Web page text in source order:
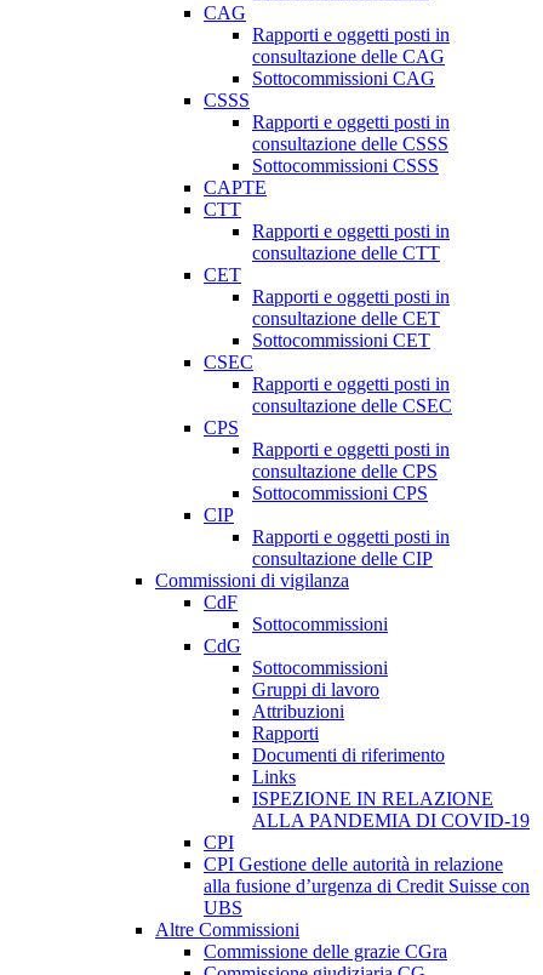
CAG
Rapporti e oggetti posti in
consultazione delle CAG
Sottocommissioni CAG
CSSS
Rapporti e oggetti posti in
consultazione delle CSSS
Sottocommissioni CSSS
CAPTE
CTT
Rapporti e oggetti posti in
consultazione delle CTT
CET
Rapporti e oggetti posti in
consultazione delle CET
Sottocommissioni CET
CSEC
Rapporti e oggetti posti in
consultazione delle CSEC
CPS
Rapporti e oggetti posti in
consultazione delle CPS
Sottocommissioni CPS
CIP
Rapporti e oggetti posti in
consultazione delle CIP
Commissioni di vigilanza
CdF
Sottocommissioni
CdG
Sottocommissioni
Gruppi di lavoro
Attribuzioni
Rapporti
Documenti di riferimento
Links
ISPEZIONE IN RELAZIONE
ALLA PANDEMIA DI COVID-19
CPI
CPI Gestione delle autorità in relazione
alla fusione d’urgenza di Credit Suisse con
UBS
Altre Commissioni
Commissione delle grazie CGra